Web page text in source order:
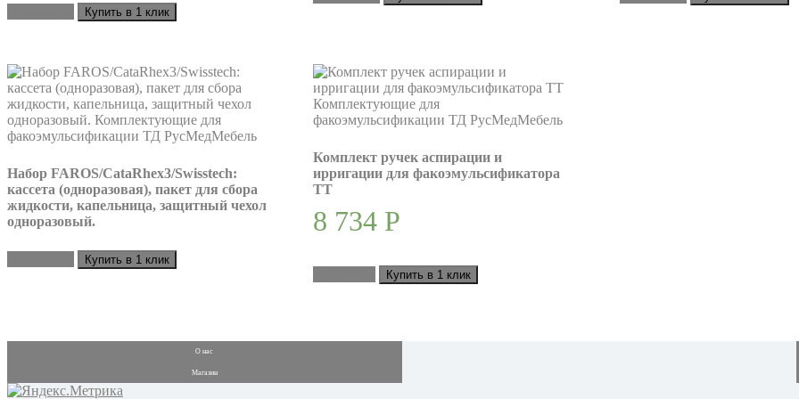
Купить в 1 клик
Набор FAROS/CataRhex3/Swisstech:
кассета (одноразовая), пакет для сбора
жидкости, капельница, защитный чехол
одноразовый.
Купить в 1 клик
Комплект ручек аспирации и
ирригации для факоэмульсификатора
TT
8 734 Р
Купить в 1 клик
О нас
Магазин